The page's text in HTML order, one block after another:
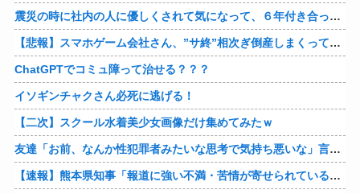
震災の時に社内の人に優しくされて気になって、６年付き合った彼に別れを告げました。その時新たな好きな人に夢中で元彼はどうでもよく思えました。今ははっきり言って後悔してます…
【悲報】スマホゲーム会社さん、”サ終”相次ぎ倒産しまくってる模様
ChatGPTでコミュ障って治せる？？？
イソギンチャクさん必死に逃げる！
【二次】スクール水着美少女画像だけ集めてみたｗ
友達「お前、なんか性犯罪者みたいな思考で気持ち悪いな」言われたわ
【速報】熊本県知事「報道に強い不満・苦情が寄せられている」→TBSの報道特集がまさにそれな件他